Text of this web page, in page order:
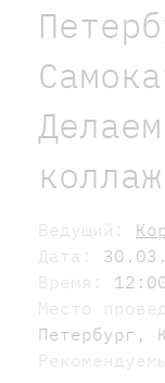
Ведущий:
Дата:
Время:
Место
Петербург,